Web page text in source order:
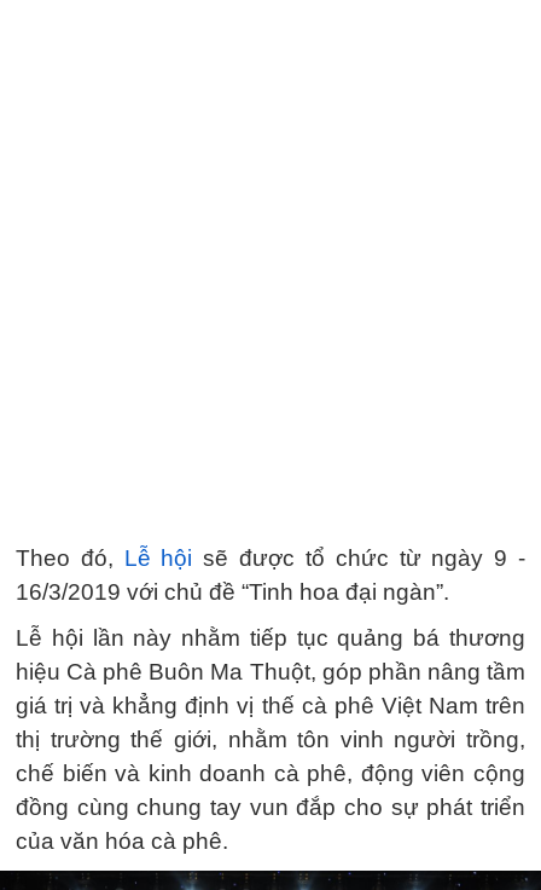
Theo đó, Lễ hội sẽ được tổ chức từ ngày 9 -
16/3/2019 với chủ đề “Tinh hoa đại ngàn”.
Lễ hội lần này nhằm tiếp tục quảng bá thương
hiệu Cà phê Buôn Ma Thuột, góp phần nâng tầm
giá trị và khẳng định vị thế cà phê Việt Nam trên
thị trường thế giới, nhằm tôn vinh người trồng,
chế biến và kinh doanh cà phê, động viên cộng
đồng cùng chung tay vun đắp cho sự phát triển
của văn hóa cà phê.